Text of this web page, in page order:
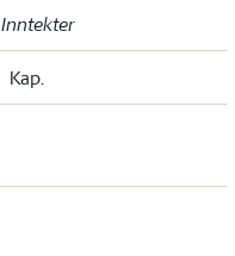
Inntekter
Kap.